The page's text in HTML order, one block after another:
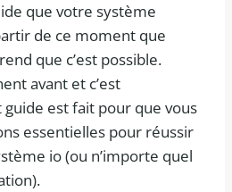
que votre système
de ce moment que
que c’est possible.
avant et c’est
est fait pour que vous
essentielles pour réussir
io (ou n’importe quel